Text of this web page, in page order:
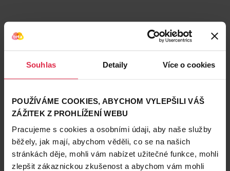
Souhlas Detaily Více o cookies
POUŽÍVÁME COOKIES, ABYCHOM VYLEPŠILI VÁŠ
ZÁŽITEK Z PROHLÍŽENÍ WEBU
Pracujeme s cookies a osobními údaji, aby naše služby
běžely, jak mají, abychom věděli, co se na našich
stránkách děje, mohli vám nabízet užitečné funkce, mohli
zlepšit zákaznickou zkušenost a abychom vám mohli
4.7/ 5
Anonym
14. 9. 2025